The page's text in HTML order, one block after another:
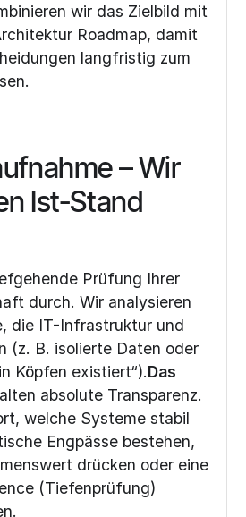
wir das Zielbild mit
Roadmap, damit
langfristig zum
– Wir
Ist-Stand
Prüfung Ihrer
durch. Wir analysieren
die IT-Infrastruktur und
(z. B. isolierte Daten oder
Köpfen existiert“).Das
absolute Transparenz.
welche Systeme stabil
Engpässe bestehen,
drücken oder eine
(Tiefenprüfung)